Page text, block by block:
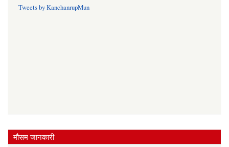
Tweets by KanchanrupMun
मौसम जानकारी